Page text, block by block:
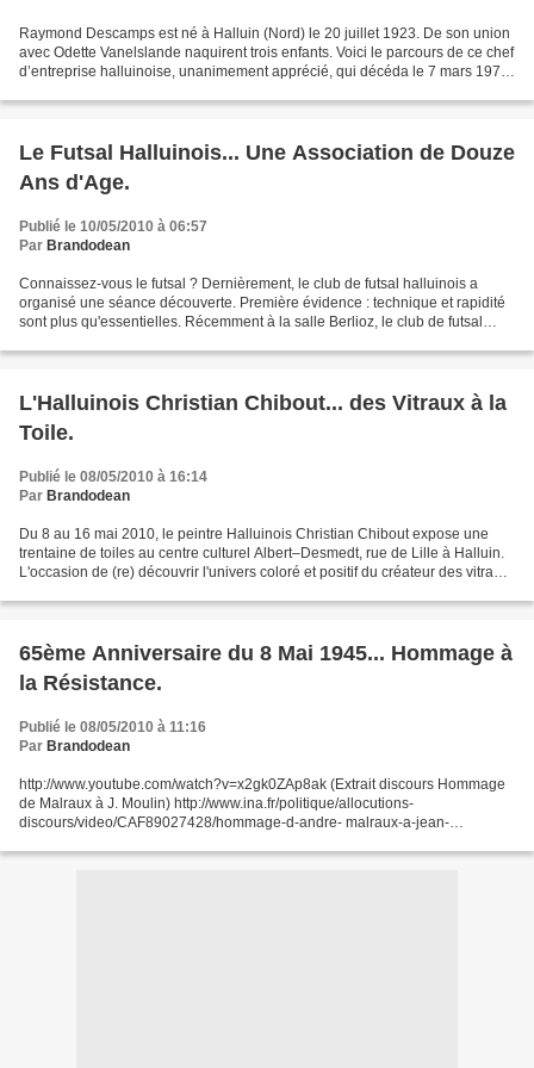
Raymond Descamps est né à Halluin (Nord) le 20 juillet 1923. De son union
avec Odette Vanelslande naquirent trois enfants. Voici le parcours de ce chef
d’entreprise halluinoise, unanimement apprécié, qui décéda le 7 mars 1978
Le Futsal Halluinois... Une Association de Douze
Ans d'Age.
Publié le 10/05/2010 à 06:57
Par Brandodean
Connaissez-vous le futsal ? Dernièrement, le club de futsal halluinois a
organisé une séance découverte. Première évidence : technique et rapidité
sont plus qu'essentielles. Récemment à la salle Berlioz, le club de futsal
L'Halluinois Christian Chibout... des Vitraux à la
Toile.
Publié le 08/05/2010 à 16:14
Par Brandodean
Du 8 au 16 mai 2010, le peintre Halluinois Christian Chibout expose une
trentaine de toiles au centre culturel Albert–Desmedt, rue de Lille à Halluin.
L'occasion de (re) découvrir l'univers coloré et positif du créateur des vitraux
65ème Anniversaire du 8 Mai 1945... Hommage à
la Résistance.
Publié le 08/05/2010 à 11:16
Par Brandodean
http://www.youtube.com/watch?v=x2gk0ZAp8ak (Extrait discours Hommage
de Malraux à J. Moulin) http://www.ina.fr/politique/allocutions-
discours/video/CAF89027428/hommage-d-andre- malraux-a-jean-